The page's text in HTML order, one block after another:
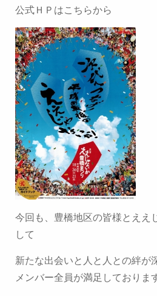
公式ＨＰはこちらから
今回も、豊橋地区の皆様とええ
して
新たな出会いと人と人との絆が
メンバー全員が満足しておりま